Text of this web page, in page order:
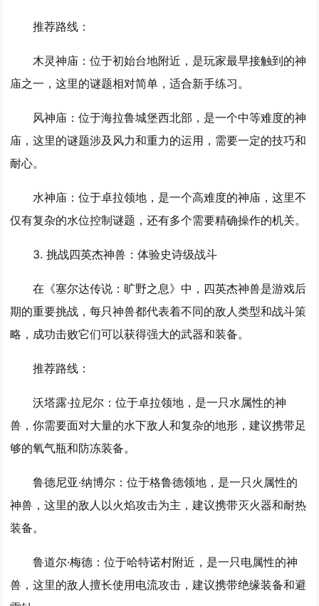
推荐路线：
木灵神庙 ：位于初始台地附近，是玩家最早接触到的神
庙之一，这里的谜题相对简单，适合新手练习。
风神庙 ：位于海拉鲁城堡西北部，是一个中等难度的神
庙，这里的谜题涉及风力和重力的运用，需要一定的技巧和
耐心。
水神庙 ：位于卓拉领地，是一个高难度的神庙，这里不
仅有复杂的水位控制谜题，还有多个需要精确操作的机关。
3. 挑战四英杰神兽：体验史诗级战斗
在《塞尔达传说：旷野之息》中，四英杰神兽是游戏后
期的重要挑战，每只神兽都代表着不同的敌人类型和战斗策
略，成功击败它们可以获得强大的武器和装备。
推荐路线：
沃塔露·拉尼尔 ：位于卓拉领地，是一只水属性的神
兽，你需要面对大量的水下敌人和复杂的地形，建议携带足
够的氧气瓶和防冻装备。
鲁德尼亚·纳博尔 ：位于格鲁德领地，是一只火属性的
神兽，这里的敌人以火焰攻击为主，建议携带灭火器和耐热
装备。
鲁道尔·梅德 ：位于哈特诺村附近，是一只电属性的神
兽，这里的敌人擅长使用电流攻击，建议携带绝缘装备和避